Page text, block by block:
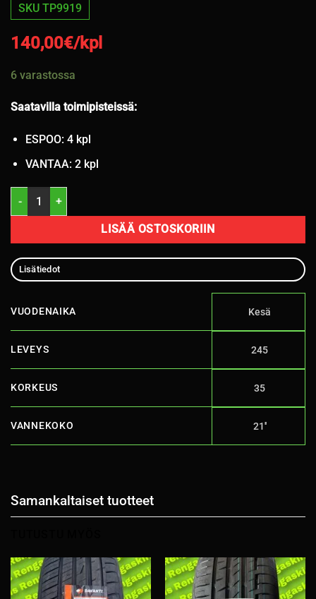
SKU TP9919
140,00€/kpl
6 varastossa
Saatavilla toimipisteissä:
ESPOO: 4 kpl
VANTAA: 2 kpl
245/35R21 Winrun R330 96W XL D,C 71dB /kesä määrä
LISÄÄ OSTOSKORIIN
Lisätiedot
VUODENAIKA Kesä
LEVEYS 245
KORKEUS 35
VANNEKOKO 21''
Samankaltaiset tuotteet